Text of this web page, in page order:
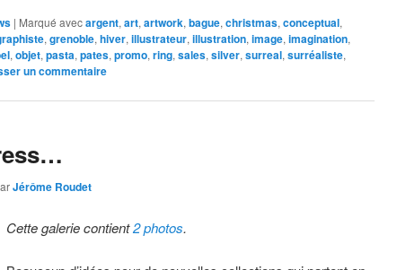
| Marqué avecargent, art, artwork, bague, christmas, conceptual,
, grenoble, hiver, illustrateur, illustration, image, imagination,
, objet, pasta, pates, promo, ring, sales, silver, surreal, surréaliste,
un commentaire
Jérôme Roudet
Cette galerie contient2 photos.